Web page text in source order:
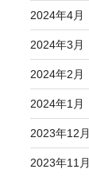
2024年4月
2024年3月
2024年2月
2024年1月
2023年12月
2023年11月